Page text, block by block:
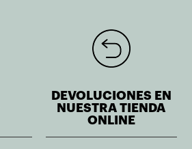
DEVOLUCIONES EN
NUESTRA TIENDA
ONLINE